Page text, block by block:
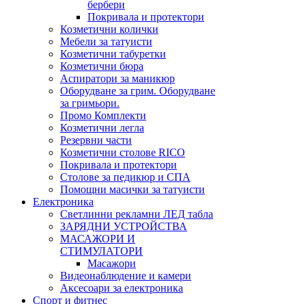
бербери
Покривала и протектори
Козметични колички
Мебели за татуисти
Козметични табуретки
Козметични бюра
Аспиратори за маникюр
Оборудване за грим. Оборудване
за гримьори.
Промо Комплекти
Козметични легла
Резервни части
Козметични столове RICO
Покривала и протектори
Столове за педикюр и СПА
Помощни масички за татуисти
Електроника
Светлинни рекламни ЛЕД табла
ЗАРЯДНИ УСТРОЙСТВА
МАСАЖОРИ И
СТИМУЛАТОРИ
Масажори
Видеонаблюдение и камери
Аксесоари за електроника
Спорт и фитнес